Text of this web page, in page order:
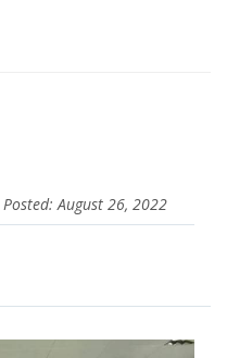
Posted: August 26, 2022